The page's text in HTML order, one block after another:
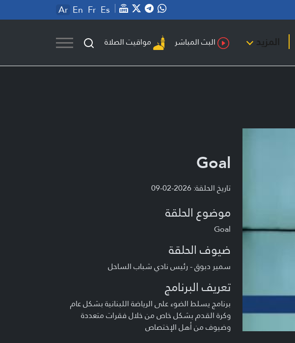
Ar En Fr Es
المزيد البث المباشر مواقيت الصلاة
Goal
تاريخ الحلقة: 2026-02-09
موضوع الحلقة
Goal
ضيوف الحلقة
سمير دبوق - رئيس نادي شباب الساحل
تعريف البرنامج
برنامج يسلط الضوء على الرياضة اللبنانية بشكل عام
وكرة القدم بشكل خاص من خلال فقرات متعددة
وضيوف من أهل الإختصاص